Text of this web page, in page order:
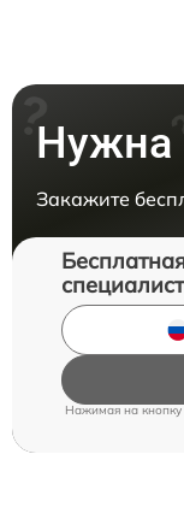
Нужна
Закажите
Нажимая на